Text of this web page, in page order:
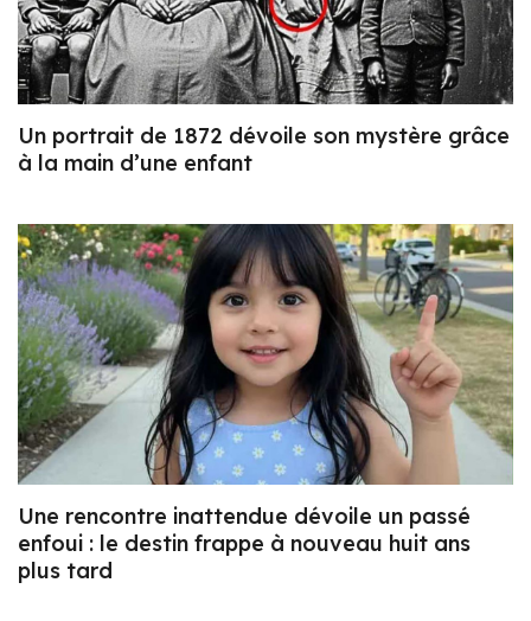
Un portrait de 1872 dévoile son mystère grâce
à la main d’une enfant
Une rencontre inattendue dévoile un passé
enfoui : le destin frappe à nouveau huit ans
plus tard